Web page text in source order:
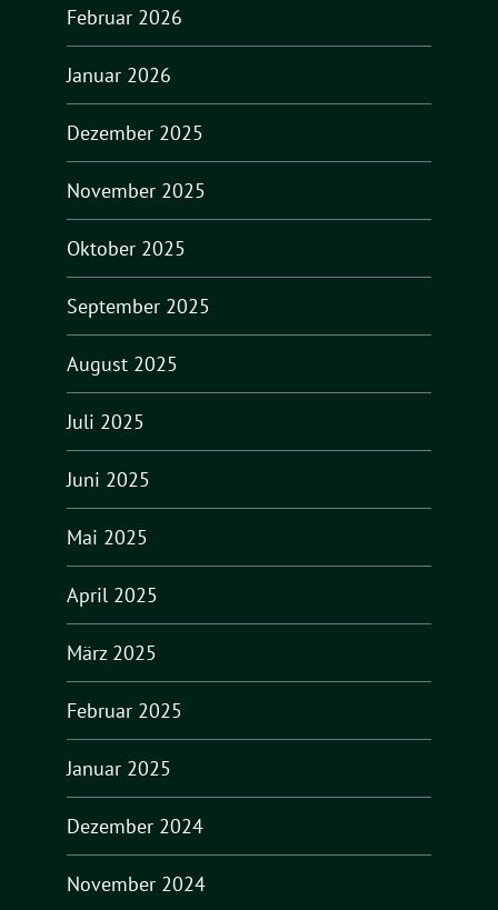
Februar 2026
Januar 2026
Dezember 2025
November 2025
Oktober 2025
September 2025
August 2025
Juli 2025
Juni 2025
Mai 2025
April 2025
März 2025
Februar 2025
Januar 2025
Dezember 2024
November 2024